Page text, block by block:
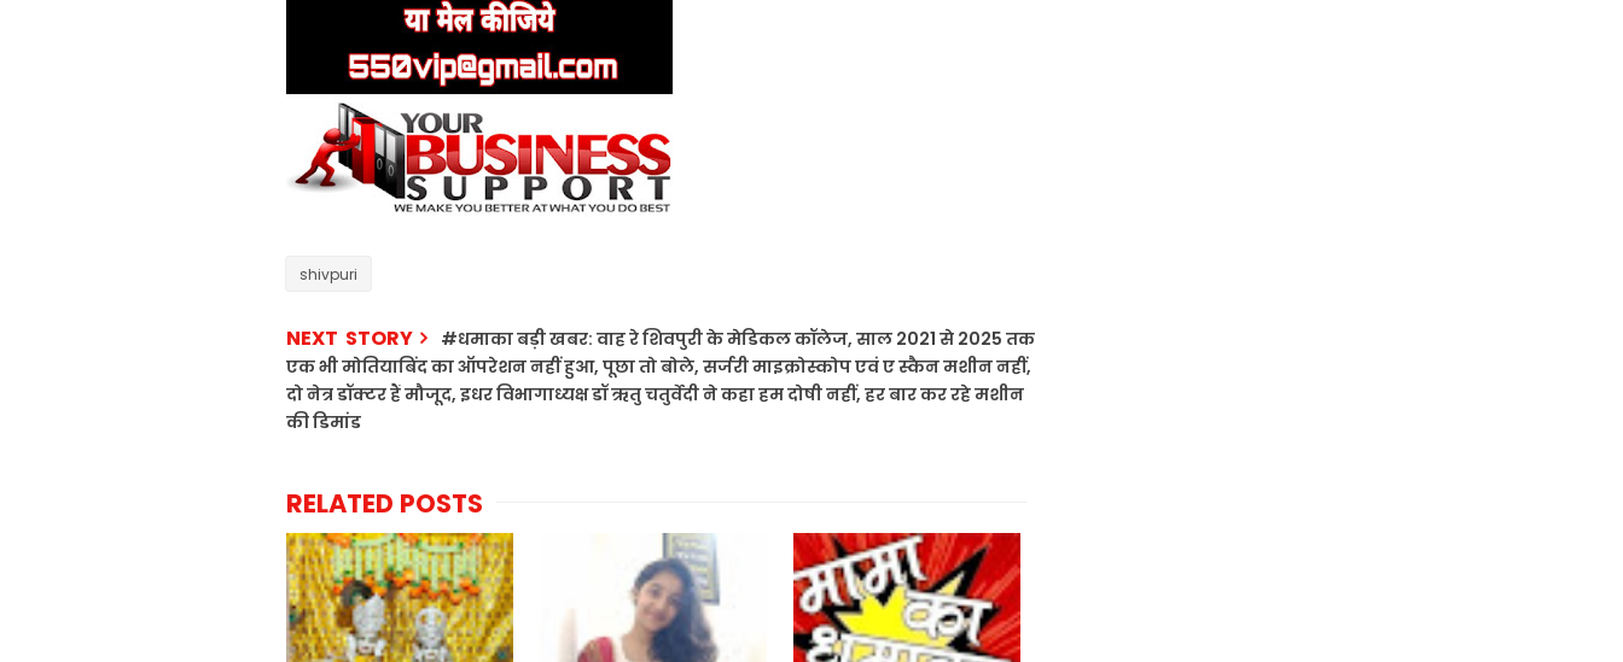
shivpuri
NEXT STORY
#धमाका बड़ी खबर: वाह रे शिवपुरी के मेडिकल कॉलेज, साल 2021 से 2025 तक
एक भी मोतियाबिंद का ऑपरेशन नहीं हुआ, पूछा तो बोले, सर्जरी माइक्रोस्कोप एवं ए स्कैन मशीन नहीं,
दो नेत्र डॉक्टर हैं मौजूद, इधर विभागाध्यक्ष डॉ ऋतु चतुर्वेदी ने कहा हम दोषी नहीं, हर बार कर रहे मशीन
की डिमांड
RELATED POSTS